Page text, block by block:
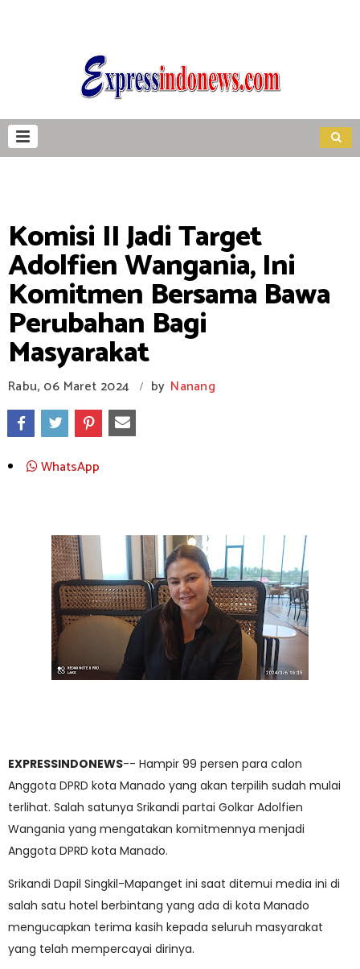
Komisi II Jadi Target
Adolfien Wangania, Ini
Komitmen Bersama Bawa
Perubahan Bagi
Masyarakat
Rabu, 06 Maret 2024 / by Nanang
WhatsApp
EXPRESSINDONEWS-- Hampir 99 persen para calon
Anggota DPRD kota Manado yang akan terpilih sudah mulai
terlihat. Salah satunya Srikandi partai Golkar Adolfien
Wangania yang mengatakan komitmennya menjadi
Anggota DPRD kota Manado.
Srikandi Dapil Singkil-Mapanget ini saat ditemui media ini di
salah satu hotel berbintang yang ada di kota Manado
mengucapkan terima kasih kepada seluruh masyarakat
yang telah mempercayai dirinya.